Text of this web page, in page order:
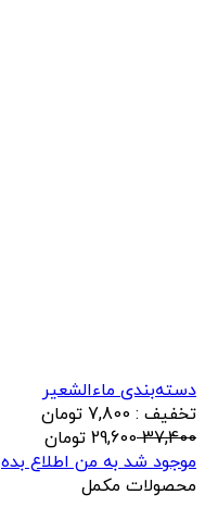
دسته‌بندی ماءالشعیر
تخفیف : 7,800 تومان
37,400
29,600 تومان
موجود شد به من اطلاع بده
محصولات مکمل